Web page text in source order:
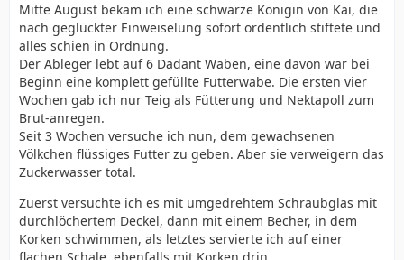
Mitte August bekam ich eine schwarze Königin von Kai, die
nach geglückter Einweiselung sofort ordentlich stiftete und
alles schien in Ordnung.
Der Ableger lebt auf 6 Dadant Waben, eine davon war bei
Beginn eine komplett gefüllte Futterwabe. Die ersten vier
Wochen gab ich nur Teig als Fütterung und Nektapoll zum
Brut-anregen.
Seit 3 Wochen versuche ich nun, dem gewachsenen
Völkchen flüssiges Futter zu geben. Aber sie verweigern das
Zuckerwasser total.
Zuerst versuchte ich es mit umgedrehtem Schraubglas mit
durchlöchertem Deckel, dann mit einem Becher, in dem
Korken schwimmen, als letztes servierte ich auf einer